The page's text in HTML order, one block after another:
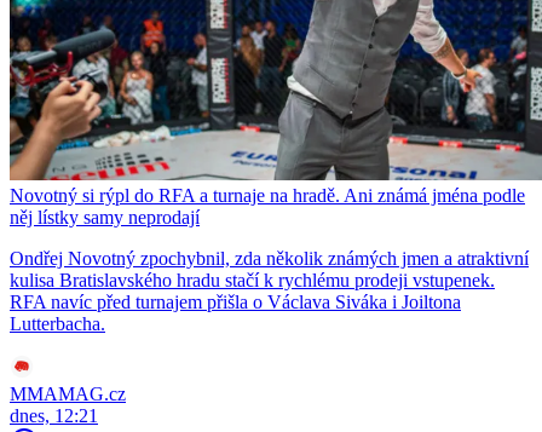
Novotný si rýpl do RFA a turnaje na hradě. Ani známá jména podle
něj lístky samy neprodají
Ondřej Novotný zpochybnil, zda několik známých jmen a atraktivní
kulisa Bratislavského hradu stačí k rychlému prodeji vstupenek.
RFA navíc před turnajem přišla o Václava Siváka i Joiltona
Lutterbacha.
MMAMAG.cz
dnes, 12:21